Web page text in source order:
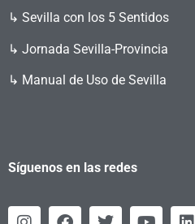
↳ Sevilla con los 5 Sentidos
↳ Jornada Sevilla-Provincia
↳ Manual de Uso de Sevilla
Síguenos en las redes